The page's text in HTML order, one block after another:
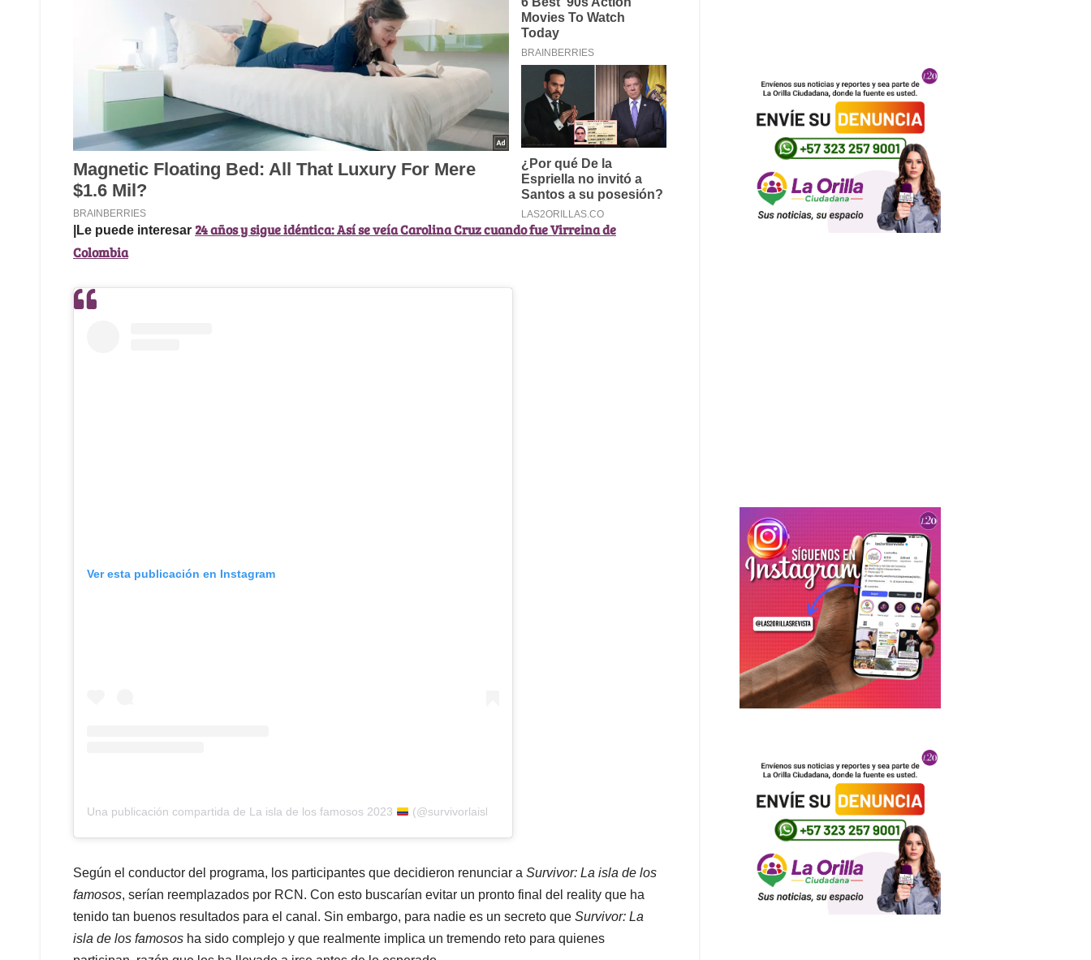
|Le puede interesar 24 años y sigue idéntica: Así se veía Carolina Cruz cuando fue Virreina de
Colombia
Ver esta publicación en Instagram
Una publicación compartida de La isla de los famosos 2023 (@survivorlaisla)
Según el conductor del programa, los participantes que decidieron renunciar a Survivor: La isla de los
famosos, serían reemplazados por RCN. Con esto buscarían evitar un pronto final del reality que ha
tenido tan buenos resultados para el canal. Sin embargo, para nadie es un secreto que Survivor: La
isla de los famosos ha sido complejo y que realmente implica un tremendo reto para quienes